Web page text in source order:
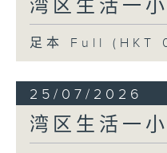
湾区生活一
足本 Full (HKT
25/07/2026
湾区生活一